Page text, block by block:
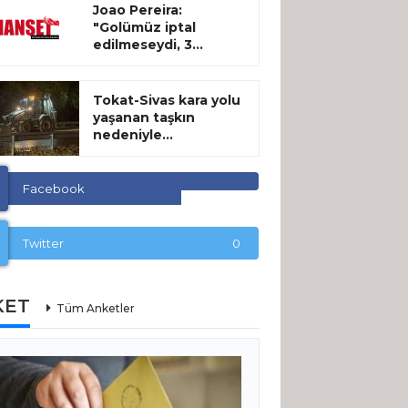
Joao Pereira:
"Golümüz iptal
edilmeseydi, 3...
Tokat-Sivas kara yolu
yaşanan taşkın
nedeniyle...
Facebook
Twitter 0
Tüm Anketler